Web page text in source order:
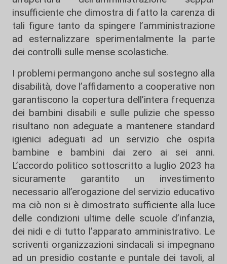
insufficiente che dimostra di fatto la carenza di
tali figure tanto da spingere l’amministrazione
ad esternalizzare sperimentalmente la parte
dei controlli sulle mense scolastiche.
I problemi permangono anche sul sostegno alla
disabilità, dove l’affidamento a cooperative non
garantiscono la copertura dell’intera frequenza
dei bambini disabili e sulle pulizie che spesso
risultano non adeguate a mantenere standard
igienici adeguati ad un servizio che ospita
bambine e bambini dai zero ai sei anni.
L’accordo politico sottoscritto a luglio 2023 ha
sicuramente garantito un investimento
necessario all’erogazione del servizio educativo
ma ciò non si è dimostrato sufficiente alla luce
delle condizioni ultime delle scuole d’infanzia,
dei nidi e di tutto l’apparato amministrativo. Le
scriventi organizzazioni sindacali si impegnano
ad un presidio costante e puntale dei tavoli, al